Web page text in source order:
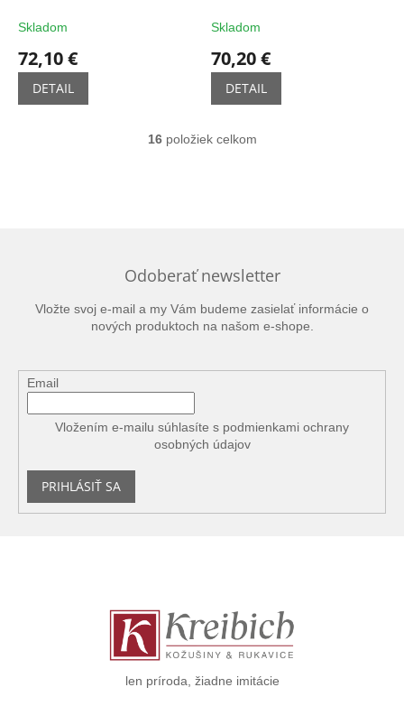
Skladom
72,10 €
DETAIL
Skladom
70,20 €
DETAIL
O
e
p
r
v
y
p
i
s
16položiek celkom
Odoberať newsletter
Vložte svoj e-mail a my Vám budeme zasielať informácie o
nových produktoch na našom e-shope.
Email
Vložením e-mailu súhlasíte s podmienkami ochrany
osobných údajov
PRIHLÁSIŤ SA
len príroda, žiadne imitácie